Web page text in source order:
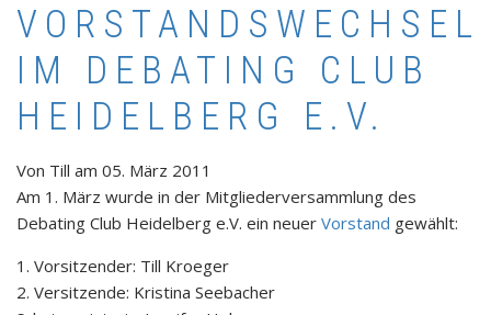
VORSTANDSWECHSEL
IM DEBATING CLUB
HEIDELBERG E.V.
Von Till am 05. März 2011
Am 1. März wurde in der Mitgliederversammlung des
Debating Club Heidelberg e.V. ein neuer Vorstand gewählt:
1. Vorsitzender: Till Kroeger
2. Versitzende: Kristina Seebacher